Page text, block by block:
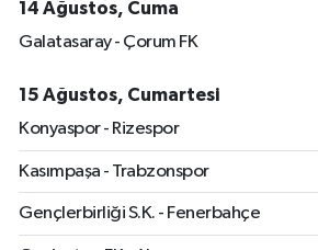
14 Ağustos, Cuma
Galatasaray - Çorum FK
15 Ağustos, Cumartesi
Konyaspor - Rizespor
Kasımpaşa - Trabzonspor
Gençlerbirliği S.K. - Fenerbahçe